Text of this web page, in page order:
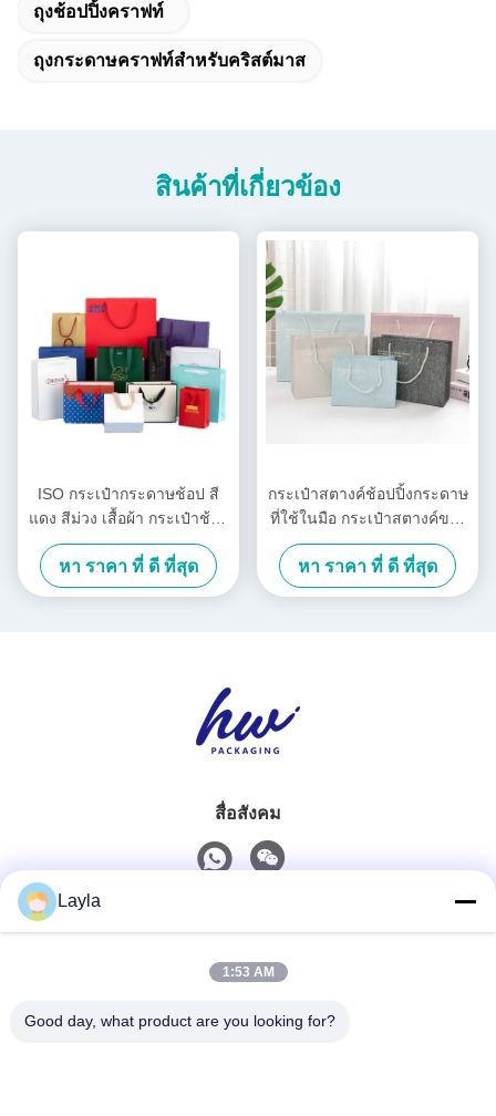
ถุงช้อปปิ้งคราฟท์
ถุงกระดาษคราฟท์สำหรับคริสต์มาส
สินค้าที่เกี่ยวข้อง
ISO กระเป๋ากระดาษช้อป สี
แดง สีม่วง เสื้อผ้า กระเป๋าช้อป
สัญลักษณ์
หา ราคา ที่ ดี ที่สุด
กระเป๋าสตางค์ช้อปปิ้งกระดาษ
ที่ใช้ในมือ กระเป๋าสตางค์ของ
ขวัญวันเกิดแบบ INS
หา ราคา ที่ ดี ที่สุด
สื่อสังคม
0086-18688885859
Layla
1:53 AM
Good day, what product are you looking for?